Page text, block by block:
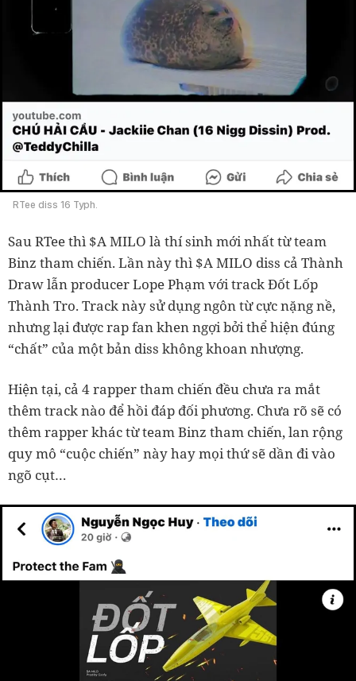
RTee diss 16 Typh.
Sau RTee thì $A MILO là thí sinh mới nhất từ team
Binz tham chiến. Lần này thì $A MILO diss cả Thành
Draw lẫn producer Lope Phạm với track Đốt Lốp
Thành Tro. Track này sử dụng ngôn từ cực nặng nề,
nhưng lại được rap fan khen ngợi bởi thể hiện đúng
“chất” của một bản diss không khoan nhượng.
Hiện tại, cả 4 rapper tham chiến đều chưa ra mắt
thêm track nào để hồi đáp đối phương. Chưa rõ sẽ có
thêm rapper khác từ team Binz tham chiến, lan rộng
quy mô “cuộc chiến” này hay mọi thứ sẽ dần đi vào
ngõ cụt…